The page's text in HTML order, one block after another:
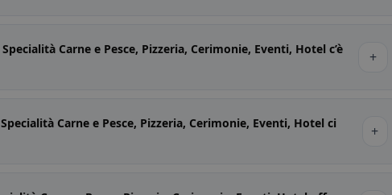
Specialità Carne e Pesce, Pizzeria, Cerimonie, Eventi, Hotel c’è
+
Specialità Carne e Pesce, Pizzeria, Cerimonie, Eventi, Hotel ci
+